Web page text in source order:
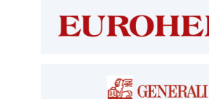
kontrolori T:01 6502 265
blagajna T:01 6502 261
homologacija@aksiget.hr